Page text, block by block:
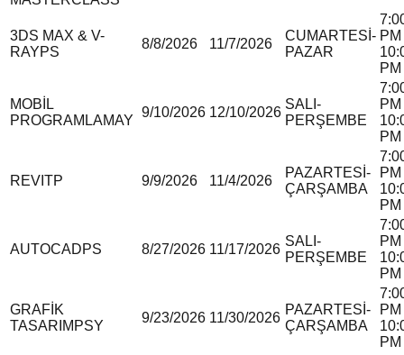
3DS MAX & V-
RAYPS
8/8/2026 11/7/2026
CUMARTESİ-
PAZAR
PM
PM
MOBİL
PROGRAMLAMAY
9/10/2026 12/10/2026
SALI-
PERŞEMBE
PM
PM
REVITP 9/9/2026 11/4/2026
PAZARTESİ-
ÇARŞAMBA
PM
PM
AUTOCADPS 8/27/2026 11/17/2026
SALI-
PERŞEMBE
PM
PM
GRAFİK
TASARIM PSY
9/23/2026 11/30/2026
PAZARTESİ-
ÇARŞAMBA
PM
PM